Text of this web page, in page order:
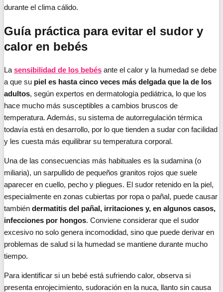
durante el clima cálido.
Guía práctica para evitar el sudor y
calor en bebés
La sensibilidad de los bebés ante el calor y la humedad se debe
a que su piel es hasta cinco veces más delgada que la de los
adultos, según expertos en dermatología pediátrica, lo que los
hace mucho más susceptibles a cambios bruscos de
temperatura. Además, su sistema de autorregulación térmica
todavía está en desarrollo, por lo que tienden a sudar con facilidad
y les cuesta más equilibrar su temperatura corporal.
Una de las consecuencias más habituales es la sudamina (o
miliaria), un sarpullido de pequeños granitos rojos que suele
aparecer en cuello, pecho y pliegues. El sudor retenido en la piel,
especialmente en zonas cubiertas por ropa o pañal, puede causar
también dermatitis del pañal, irritaciones y, en algunos casos,
infecciones por hongos. Conviene considerar que el sudor
excesivo no solo genera incomodidad, sino que puede derivar en
problemas de salud si la humedad se mantiene durante mucho
tiempo.
Para identificar si un bebé está sufriendo calor, observa si
presenta enrojecimiento, sudoración en la nuca, llanto sin causa